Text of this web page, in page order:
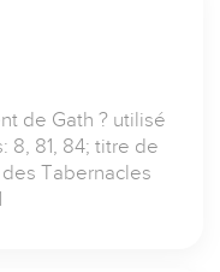
de Gath ? utilisé
8, 81, 84; titre de
Tabernacles